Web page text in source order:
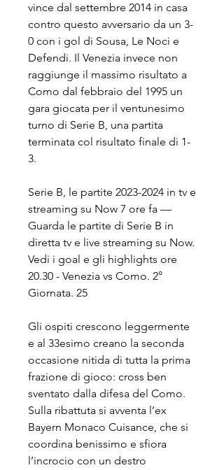
vince dal settembre 2014 in casa
contro questo avversario da un 3-
0 con i gol di Sousa, Le Noci e
Defendi. Il Venezia invece non
raggiunge il massimo risultato a
Como dal febbraio del 1995 un
gara giocata per il ventunesimo
turno di Serie B, una partita
terminata col risultato finale di 1-
3.
Serie B, le partite 2023-2024 in tv e
streaming su Now 7 ore fa —
Guarda le partite di Serie B in
diretta tv e live streaming su Now.
Vedi i goal e gli highlights ore
20.30 - Venezia vs Como. 2°
Giornata. 25
Gli ospiti crescono leggermente
e al 33esimo creano la seconda
occasione nitida di tutta la prima
frazione di gioco: cross ben
sventato dalla difesa del Como.
Sulla ribattuta si avventa l’ex
Bayern Monaco Cuisance, che si
coordina benissimo e sfiora
l’incrocio con un destro